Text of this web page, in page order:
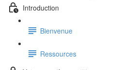
Introduction
Bienvenue
Ressources